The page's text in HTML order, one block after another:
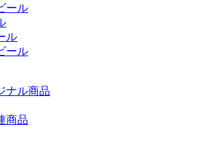
ール
ル
ール
ナル商品
商品